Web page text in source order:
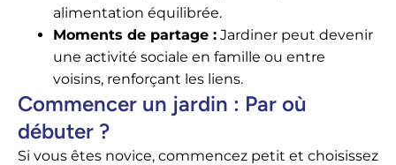
alimentation équilibrée.
Moments de partage : Jardiner peut devenir
une activité sociale en famille ou entre
voisins, renforçant les liens.
Commencer un jardin : Par où
débuter ?
Si vous êtes novice, commencez petit et choisissez